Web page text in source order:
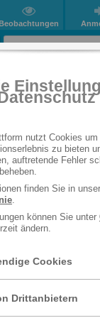
& Logistik GmbH:
der EU
Aufbewahrung
nutzt Cookies
zu bieten
auftretende Fehler
finden Sie in
.
können Sie unter
ändern.
Cookies
Drittanbietern